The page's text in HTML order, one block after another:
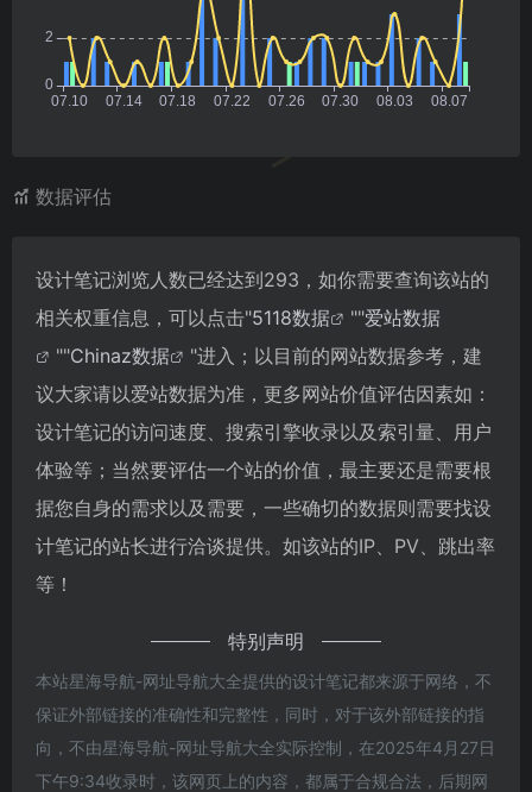
数据评估
设计笔记浏览人数已经达到293，如你需要查询该站的
相关权重信息，可以点击"5118数据 ""爱站数据
""Chinaz数据
"进入；以目前的网站数据参考，建
议大家请以爱站数据为准，更多网站价值评估因素如：
设计笔记的访问速度、搜索引擎收录以及索引量、用户
体验等；当然要评估一个站的价值，最主要还是需要根
据您自身的需求以及需要，一些确切的数据则需要找设
计笔记的站长进行洽谈提供。如该站的IP、PV、跳出率
等！
特别声明
本站星海导航-网址导航大全提供的设计笔记都来源于网络，不
保证外部链接的准确性和完整性，同时，对于该外部链接的指
向，不由星海导航-网址导航大全实际控制，在2025年4月27日
下午9:34收录时，该网页上的内容，都属于合规合法，后期网